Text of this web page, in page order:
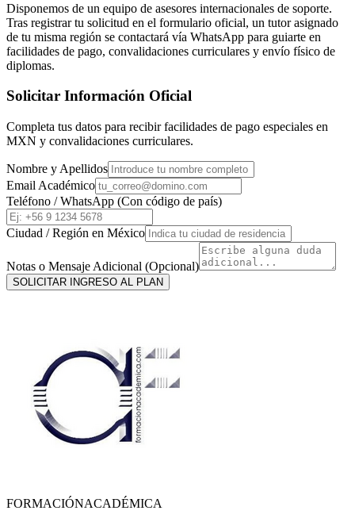
Disponemos de un equipo de asesores internacionales de soporte.
Tras registrar tu solicitud en el formulario oficial, un tutor asignado
de tu misma región se contactará vía WhatsApp para guiarte en
facilidades de pago, convalidaciones curriculares y envío físico de
diplomas.
Solicitar Información Oficial
Completa tus datos para recibir facilidades de pago especiales en
MXN y convalidaciones curriculares.
Nombre y Apellidos
Email Académico
Teléfono / WhatsApp (Con código de país)
Ciudad / Región en México
Notas o Mensaje Adicional (Opcional)
SOLICITAR INGRESO AL PLAN
FORMACIÓNACADÉMICA